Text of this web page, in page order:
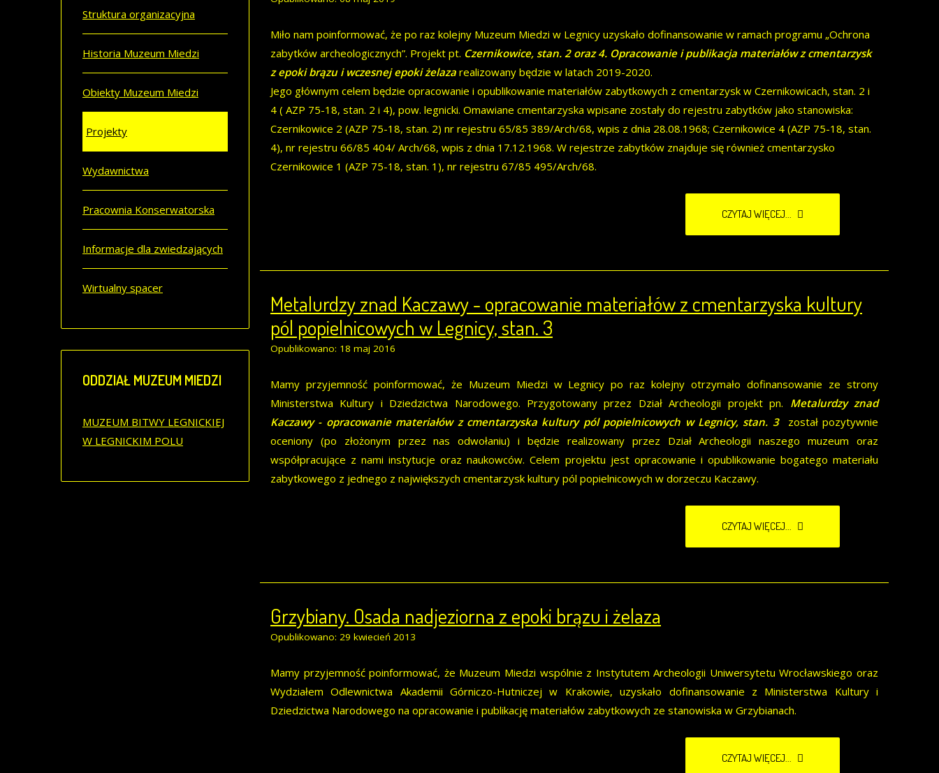
Miło nam poinformować, że po raz kolejny Muzeum Miedzi w Legnicy uzyskało dofinansowanie w ramach programu „Ochrona
zabytków archeologicznych”. Projekt pt. Czernikowice, stan. 2 oraz 4. Opracowanie i publikacja materiałów z cmentarzysk
z epoki brązu i wczesnej epoki żelaza realizowany będzie w latach 2019-2020.
Jego głównym celem będzie opracowanie i opublikowanie materiałów zabytkowych z cmentarzysk w Czernikowicach, stan. 2 i
4 ( AZP 75-18, stan. 2 i 4), pow. legnicki. Omawiane cmentarzyska wpisane zostały do rejestru zabytków jako stanowiska:
Czernikowice 2 (AZP 75-18, stan. 2) nr rejestru 65/85 389/Arch/68, wpis z dnia 28.08.1968; Czernikowice 4 (AZP 75-18, stan.
4), nr rejestru 66/85 404/ Arch/68, wpis z dnia 17.12.1968. W rejestrze zabytków znajduje się również cmentarzysko
Czernikowice 1 (AZP 75-18, stan. 1), nr rejestru 67/85 495/Arch/68.
CZYTAJ WIĘCEJ...
Metalurdzy znad Kaczawy - opracowanie materiałów z cmentarzyska kultury
pól popielnicowych w Legnicy, stan. 3
Opublikowano: 18 maj 2016
Mamy przyjemność poinformować, że Muzeum Miedzi w Legnicy po raz kolejny otrzymało dofinansowanie ze strony
Ministerstwa Kultury i Dziedzictwa Narodowego. Przygotowany przez Dział Archeologii projekt pn. Metalurdzy znad
Kaczawy - opracowanie materiałów z cmentarzyska kultury pól popielnicowych w Legnicy, stan. 3
został pozytywnie
oceniony (po złożonym przez nas odwołaniu) i będzie realizowany przez Dział Archeologii naszego muzeum oraz
współpracujące z nami instytucje oraz naukowców. Celem projektu jest opracowanie i opublikowanie bogatego materiału
zabytkowego z jednego z największych cmentarzysk kultury pól popielnicowych w dorzeczu Kaczawy.
CZYTAJ WIĘCEJ...
Grzybiany. Osada nadjeziorna z epoki brązu i żelaza
Opublikowano: 29 kwiecień 2013
Mamy przyjemność poinformować, że Muzeum Miedzi wspólnie z Instytutem Archeologii Uniwersytetu Wrocławskiego oraz
Wydziałem Odlewnictwa Akademii Górniczo-Hutniczej w Krakowie, uzyskało dofinansowanie z Ministerstwa Kultury i
Dziedzictwa Narodowego na opracowanie i publikację materiałów zabytkowych ze stanowiska w Grzybianach.
CZYTAJ WIĘCEJ...
Struktura organizacyjna
Historia Muzeum Miedzi
Obiekty Muzeum Miedzi
Projekty
Wydawnictwa
Pracownia Konserwatorska
Informacje dla zwiedzających
Wirtualny spacer
ODDZIAŁMUZEUM MIEDZI
MUZEUM BITWY LEGNICKIEJ
W LEGNICKIM POLU